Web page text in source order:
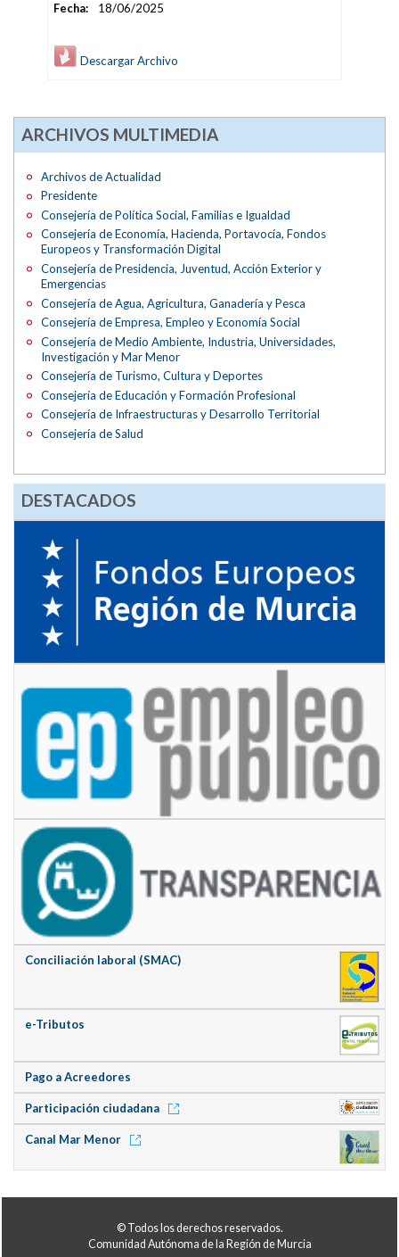
Fecha: 18/06/2025
Descargar Archivo
ARCHIVOS MULTIMEDIA
Archivos de Actualidad
Presidente
Consejería de Política Social, Familias e Igualdad
Consejería de Economía, Hacienda, Portavocía, Fondos
Europeos y Transformación Digital
Consejería de Presidencia, Juventud, Acción Exterior y
Emergencias
Consejería de Agua, Agricultura, Ganadería y Pesca
Consejería de Empresa, Empleo y Economía Social
Consejería de Medio Ambiente, Industria, Universidades,
Investigación y Mar Menor
Consejería de Turismo, Cultura y Deportes
Consejería de Educación y Formación Profesional
Consejería de Infraestructuras y Desarrollo Territorial
Consejería de Salud
DESTACADOS
Conciliación laboral (SMAC)
e-Tributos
Pago a Acreedores
Participación ciudadana
Canal Mar Menor
© Todos los derechos reservados.
Comunidad Autónoma de la Región de Murcia